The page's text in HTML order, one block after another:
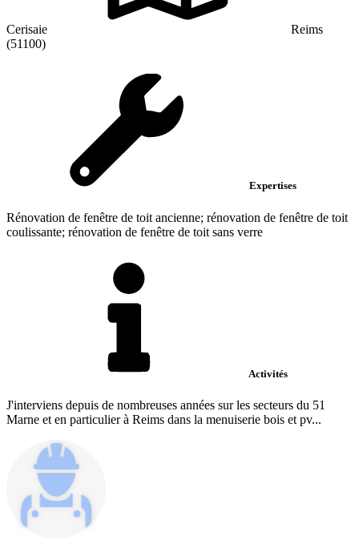
Cerisaie
Reims
(51100)
Expertises
Rénovation de fenêtre de toit ancienne; rénovation de fenêtre de toit
coulissante; rénovation de fenêtre de toit sans verre
Activités
J'interviens depuis de nombreuses années sur les secteurs du 51
Marne et en particulier à Reims dans la menuiserie bois et pv...